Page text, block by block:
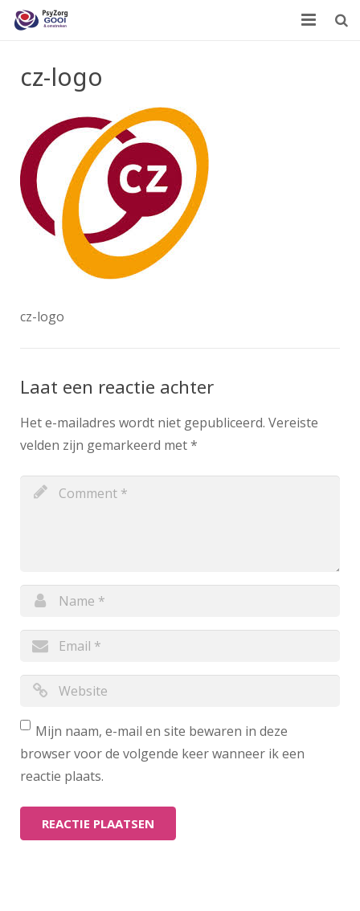
Wie zijn we?
Wat doen we?
Leden
Contact
cz-logo
cz-logo
Laat een reactie achter
Het e-mailadres wordt niet gepubliceerd. Vereiste
velden zijn gemarkeerd met*
Mijn naam, e-mail en site bewaren in deze
browser voor de volgende keer wanneer ik een
reactie plaats.